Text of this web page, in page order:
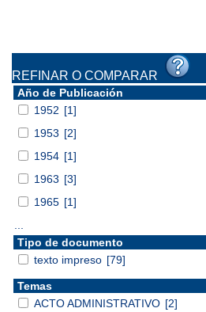
REFINAR O COMPARAR
Año de Publicación
1952 [1]
1953 [2]
1954 [1]
1963 [3]
1965 [1]
Tipo de documento
texto impreso [79]
Temas
ACTO ADMINISTRATIVO [2]